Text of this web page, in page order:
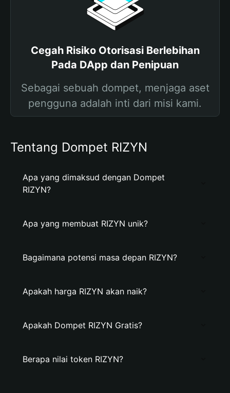
Cegah Risiko Otorisasi Berlebihan
Pada DApp dan Penipuan
Sebagai sebuah dompet, menjaga aset
pengguna adalah inti dari misi kami.
Tentang Dompet RIZYN
Apa yang dimaksud dengan Dompet
RIZYN?
Apa yang membuat RIZYN unik?
Bagaimana potensi masa depan RIZYN?
Apakah harga RIZYN akan naik?
Apakah Dompet RIZYN Gratis?
Berapa nilai token RIZYN?